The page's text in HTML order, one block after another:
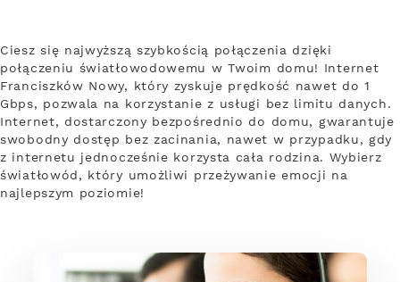
Ciesz się najwyższą szybkością połączenia dzięki
połączeniu światłowodowemu w Twoim domu! Internet
Franciszków Nowy, który zyskuje prędkość nawet do 1
Gbps, pozwala na korzystanie z usługi bez limitu danych.
Internet, dostarczony bezpośrednio do domu, gwarantuje
swobodny dostęp bez zacinania, nawet w przypadku, gdy
z internetu jednocześnie korzysta cała rodzina. Wybierz
światłowód, który umożliwi przeżywanie emocji na
najlepszym poziomie!